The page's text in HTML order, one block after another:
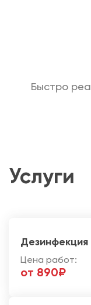
Быстро
Услуги
Дезинфекция
Цена работ:
от 890₽